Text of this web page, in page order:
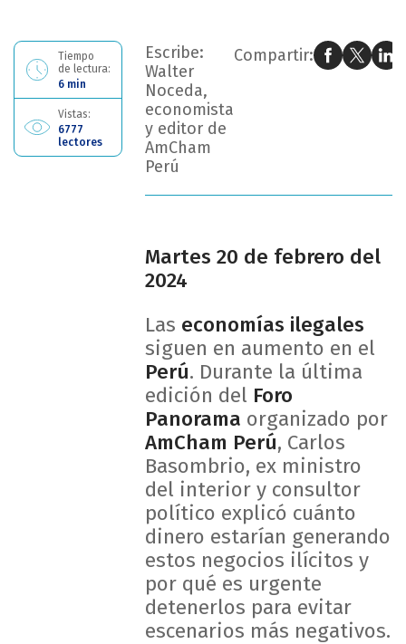
Tiempo
de lectura:
6 min
Vistas:
6777
lectores
Escribe:
Walter
Noceda,
economista
y editor de
AmCham
Perú
Compartir:
Martes 20 de febrero del
2024
Las economías ilegales
siguen en aumento en el
Perú. Durante la última
edición del Foro
Panorama organizado por
AmCham Perú, Carlos
Basombrio, ex ministro
del interior y consultor
político explicó cuánto
dinero estarían generando
estos negocios ilícitos y
por qué es urgente
detenerlos para evitar
escenarios más negativos.